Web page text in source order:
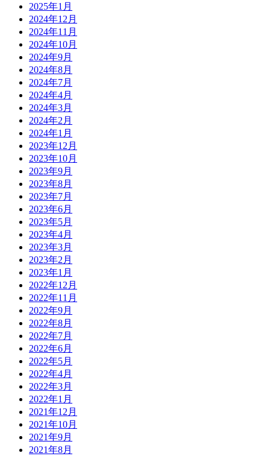
2025年1月
2024年12月
2024年11月
2024年10月
2024年9月
2024年8月
2024年7月
2024年4月
2024年3月
2024年2月
2024年1月
2023年12月
2023年10月
2023年9月
2023年8月
2023年7月
2023年6月
2023年5月
2023年4月
2023年3月
2023年2月
2023年1月
2022年12月
2022年11月
2022年9月
2022年8月
2022年7月
2022年6月
2022年5月
2022年4月
2022年3月
2022年1月
2021年12月
2021年10月
2021年9月
2021年8月